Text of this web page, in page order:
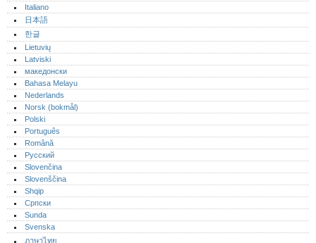
Italiano
日本語
한글
Lietuvių
Latviski
македонски
Bahasa Melayu
Nederlands
Norsk (bokmål)‎
Polski
Português‎
Română
Русский
Slovenčina
Slovenščina
Shqip
Српски
Sunda
Svenska
ภาษาไทย